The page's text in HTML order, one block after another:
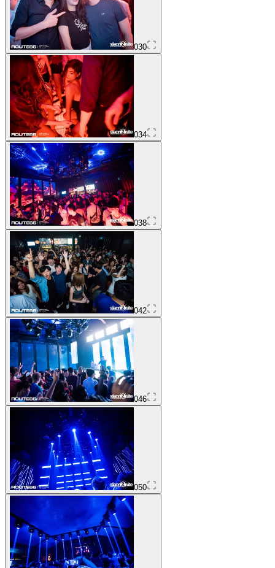
030
034
038
042
046
050